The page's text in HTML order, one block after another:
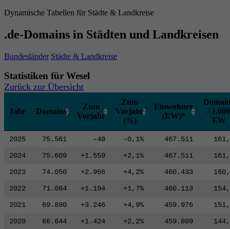
Dynamische Tabellen für Städte & Landkreise
.de-Domains in Städten und Landkreisen
Bundesländer Städte & Landkreise
Statistiken für Wesel
Zurück zur Übersicht
Jahr Domains
Zum
Vorjahr
Zum
Vorjahr
(%)
Einwohner
(EW)*
/ 1.000
EW
2025 75.561 -48 -0,1% 467.511
2024
75.609 +1.559 +2,1% 467.511
2023
74.050 +2.966 +4,2% 460.433
2022
71.084 +1.194 +1,7% 460.113
2021
69.890 +3.246 +4,9% 459.976
2020
66.644 +1.424 +2,2% 459.809